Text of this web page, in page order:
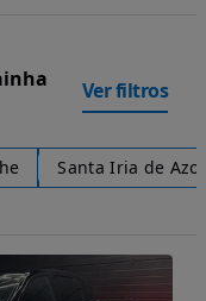
Ver filtros
Santa Iria de